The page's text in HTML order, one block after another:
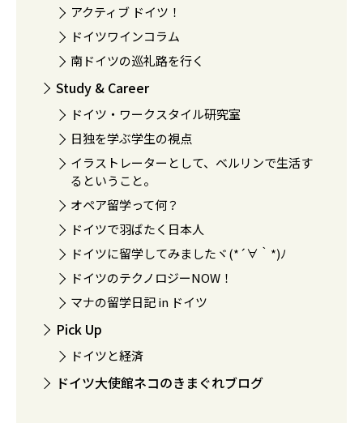
アクティブ ドイツ！
ドイツワインコラム
南ドイツの巡礼路を行く
Study & Career
ドイツ・ワークスタイル研究室
日独を学ぶ学生の視点
イラストレーターとして、ベルリンで生活す
るということ。
オペア留学って何？
ドイツで羽ばたく日本人
ドイツに留学してみましたヾ(*´∀｀*)ﾉ
ドイツのテクノロジーNOW！
マナの留学日記 in ドイツ
Pick Up
ドイツと経済
ドイツ大使館ネコのきまぐれブログ